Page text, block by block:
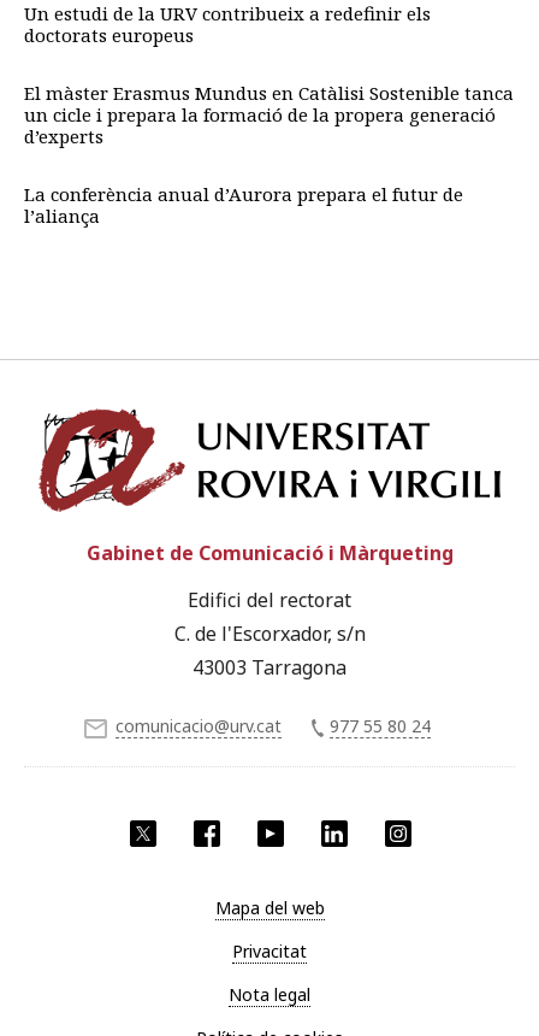
Un estudi de la URV contribueix a redefinir els
doctorats europeus
El màster Erasmus Mundus en Catàlisi Sostenible tanca
un cicle i prepara la formació de la propera generació
d’experts
La conferència anual d’Aurora prepara el futur de
l’aliança
Facebook YouTube LinkedIn
Gabinet de Comunicació i Màrqueting
Edifici del rectorat
C. de l'Escorxador, s/n
43003 Tarragona
comunicacio@urv.cat 977 55 80 24
Mapa del web
Privacitat
Nota legal